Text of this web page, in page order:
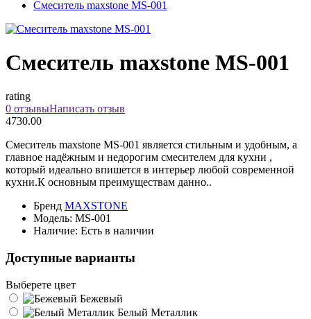
Смеситель maxstone MS-001
Смеситель maxstone MS-001
rating
0 отзывыНаписать отзыв
4730.00
Смеситель maxstone МS-001 является стильным и удобным, а
главное надёжным и недорогим смесителем для кухни ,
который идеально впишется в интерьер любой современной
кухни.К основным преимуществам данно..
Бренд MAXSTONE
Модель: МS-001
Наличие: Есть в наличии
Доступные варианты
Выберете цвет
Бежевый
Белый Металлик